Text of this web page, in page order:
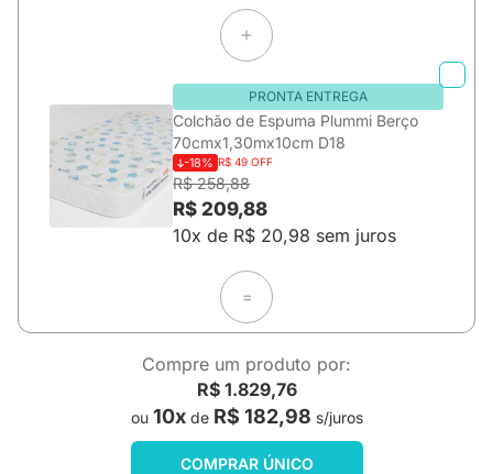
PRONTA ENTREGA
Colchão de Espuma Plummi Berço
70cmx1,30mx10cm D18
-18% R$ 49 OFF
R$ 258,88
R$ 209,88
10x de R$ 20,98 sem juros
=
Compre um produto por:
R$ 1.829,76
ou 10xde R$ 182,98 s/juros
COMPRAR ÚNICO